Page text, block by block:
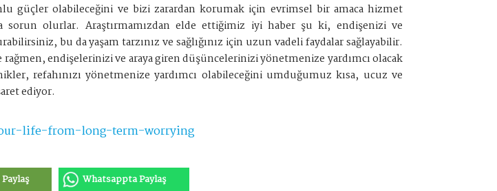
güçler olabileceğini ve bizi zarardan korumak için evrimsel bir amaca hizmet
sorun olurlar. Araştırmamızdan elde ettiğimiz iyi haber şu ki, endişenizi ve
bu da yaşam tarzınız ve sağlığınız için uzun vadeli faydalar sağlayabilir.
endişelerinizi ve araya giren düşüncelerinizi yönetmenize yardımcı olacak
refahınızı yönetmenize yardımcı olabileceğini umduğumuz kısa, ucuz ve
ediyor.
life-from-long-term-worrying
Whatsappta Paylaş